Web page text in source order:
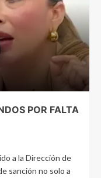
POR FALTA
a la Dirección de
sanción no solo a